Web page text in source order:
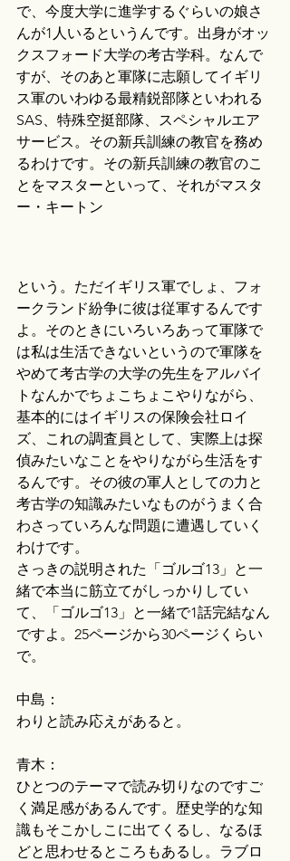
で、今度大学に進学するぐらいの娘さ
んが1人いるというんです。出身がオッ
クスフォード大学の考古学科。なんで
すが、そのあと軍隊に志願してイギリ
ス軍のいわゆる最精鋭部隊といわれる
SAS、特殊空挺部隊、スペシャルエア
サービス。その新兵訓練の教官を務め
るわけです。その新兵訓練の教官のこ
とをマスターといって、それがマスタ
ー・キートン
という。ただイギリス軍でしょ、フォ
ークランド紛争に彼は従軍するんです
よ。そのときにいろいろあって軍隊で
は私は生活できないというので軍隊を
やめて考古学の大学の先生をアルバイ
トなんかでちょこちょこやりながら、
基本的にはイギリスの保険会社ロイ
ズ、これの調査員として、実際上は探
偵みたいなことをやりながら生活をす
るんです。その彼の軍人としての力と
考古学の知識みたいなものがうまく合
わさっていろんな問題に遭遇していく
わけです。
さっきの説明された「ゴルゴ13」と一
緒で本当に筋立てがしっかりしてい
て、「ゴルゴ13」と一緒で1話完結なん
ですよ。25ページから30ページくらい
で。
中島：
わりと読み応えがあると。
青木：
ひとつのテーマで読み切りなのですご
く満足感があるんです。歴史学的な知
識もそこかしこに出てくるし、なるほ
どと思わせるところもあるし。ラブロ